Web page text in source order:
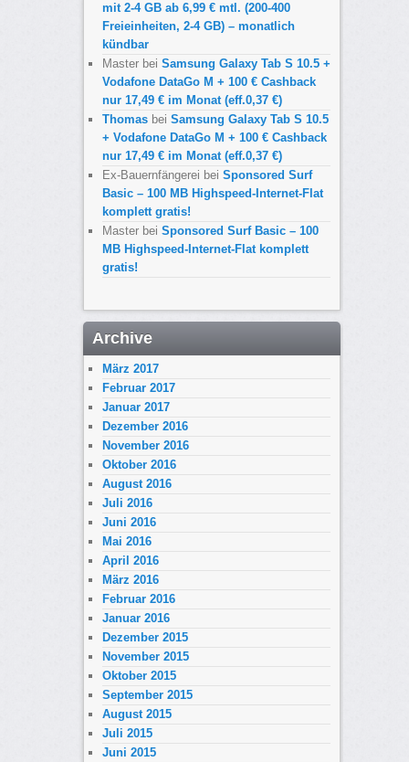
mit 2-4 GB ab 6,99 € mtl. (200-400
Freieinheiten, 2-4 GB) – monatlich
kündbar
Masterbei Samsung Galaxy Tab S 10.5 +
Vodafone DataGo M + 100 € Cashback
nur 17,49 € im Monat (eff.0,37 €)
Thomasbei Samsung Galaxy Tab S 10.5
+ Vodafone DataGo M + 100 € Cashback
nur 17,49 € im Monat (eff.0,37 €)
Ex-Bauernfängerei bei Sponsored Surf
Basic – 100 MB Highspeed-Internet-Flat
komplett gratis!
Masterbei Sponsored Surf Basic – 100
MB Highspeed-Internet-Flat komplett
gratis!
Archive
März 2017
Februar 2017
Januar 2017
Dezember 2016
November 2016
Oktober 2016
August 2016
Juli 2016
Juni 2016
Mai 2016
April 2016
März 2016
Februar 2016
Januar 2016
Dezember 2015
November 2015
Oktober 2015
September 2015
August 2015
Juli 2015
Juni 2015